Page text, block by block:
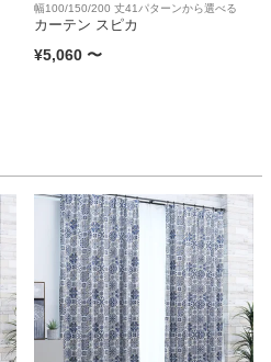
幅100/150/200 丈41パターンから選べる
カーテン スピカ
¥5,060 〜